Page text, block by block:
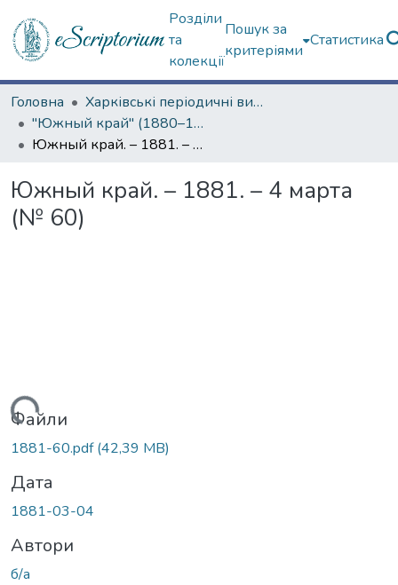
Розділи
та
колекції
Пошук за
критеріями
Статистика
Головна
Харківські періодичні видання
"Южный край" (1880–1919 гг.)
Южный край. – 1881. – 4 марта (№ 60)
Южный край. – 1881. – 4 марта
(№ 60)
Файли
1881-60.pdf(42,39 MB)
Дата
1881-03-04
Автори
б/а